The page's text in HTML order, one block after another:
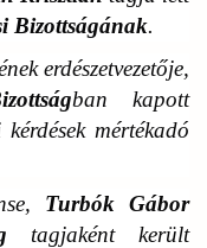
Bizottságának.
erdészetvezetője,
ban kapott
mértékadó
Turbók Gábor
tagjaként került